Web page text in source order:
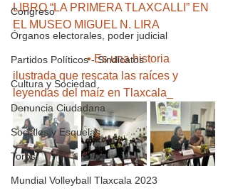
Congreso
Órganos electorales, poder judicial
Partidos Políticos - Sindicatos
Cultura y Sociedad
Denuncia Ciudadana
Sociales y Esquelas
Toros
Mundial Volleyball Tlaxcala 2023
LIBRO “LA PRIMERA TLAXCALLI” EN
EL MUSEO MIGUEL N. LIRA
                          • Es una historia
ilustrada que rescata las raíces y
leyendas del maíz en Tlaxcala_